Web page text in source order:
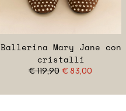
Ballerina Mary Jane con
cristalli
€ 119,90€ 83,00